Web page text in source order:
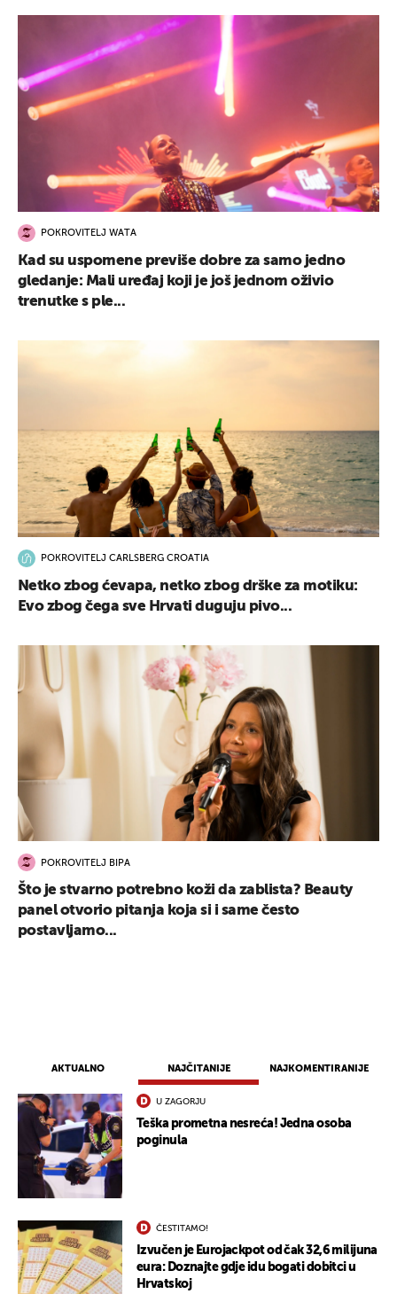
AKTUALNO NAJČITANIJE NAJKOMENTIRANIJE
U ZAGORJU
Teška prometna nesreća! Jedna osoba
poginula
ČESTITAMO!
Izvučen je Eurojackpot od čak 32,6 milijuna
eura: Doznajte gdje idu bogati dobitci u
Hrvatskoj
POKROVITELJ WATA
Kad su uspomene previše dobre za samo jedno
gledanje: Mali uređaj koji je još jednom oživio
trenutke s ple...
POKROVITELJ CARLSBERG CROATIA
Netko zbog ćevapa, netko zbog drške za motiku:
Evo zbog čega sve Hrvati duguju pivo...
POKROVITELJ BIPA
Što je stvarno potrebno koži da zablista? Beauty
panel otvorio pitanja koja si i same često
postavljamo...